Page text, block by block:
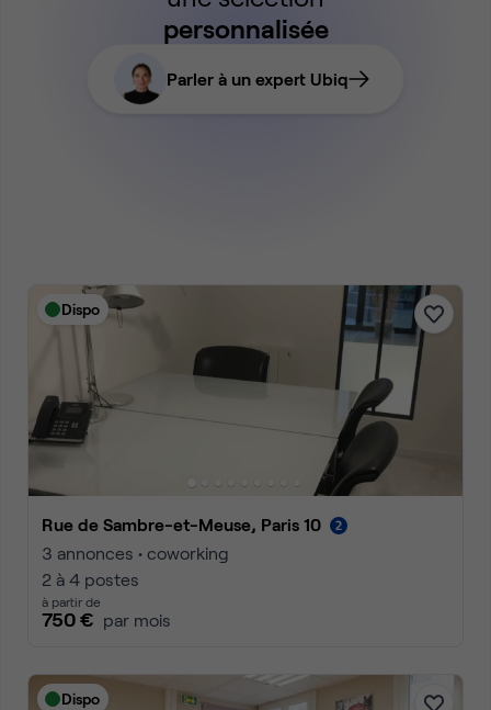
personnalisée
Parler à un expert Ubiq
Dispo
Rue de Sambre-et-Meuse, Paris 10
3 annonces • coworking
2 à 4 postes
à partir de
750 € par mois
Dispo